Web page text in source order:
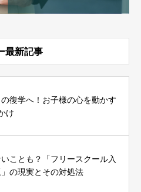
最新記事
復学へ！お子様の心を動かす
け
ことも？「フリースクール入
の現実とその対処法